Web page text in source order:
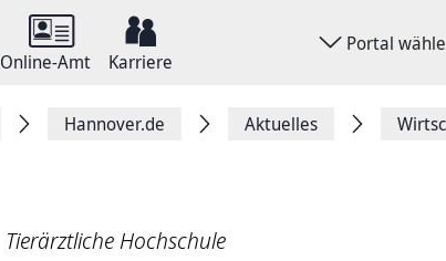
Online-Amt Karriere
Portal
Hannover.de Aktuelles
Tierärztliche Hochschule